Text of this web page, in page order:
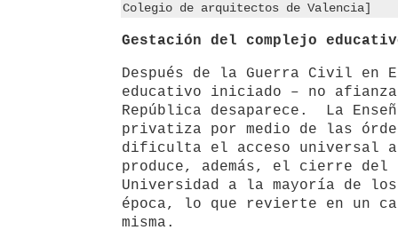
Colegio de arquitectos de Valencia]
Gestación del complejo
Después de la Guerra Civil en
educativo iniciado – no
República desaparece.
La
privatiza por medio de las
dificulta el acceso universal
produce, además, el cierre del
Universidad a la mayoría de
época, lo que revierte en un
misma.